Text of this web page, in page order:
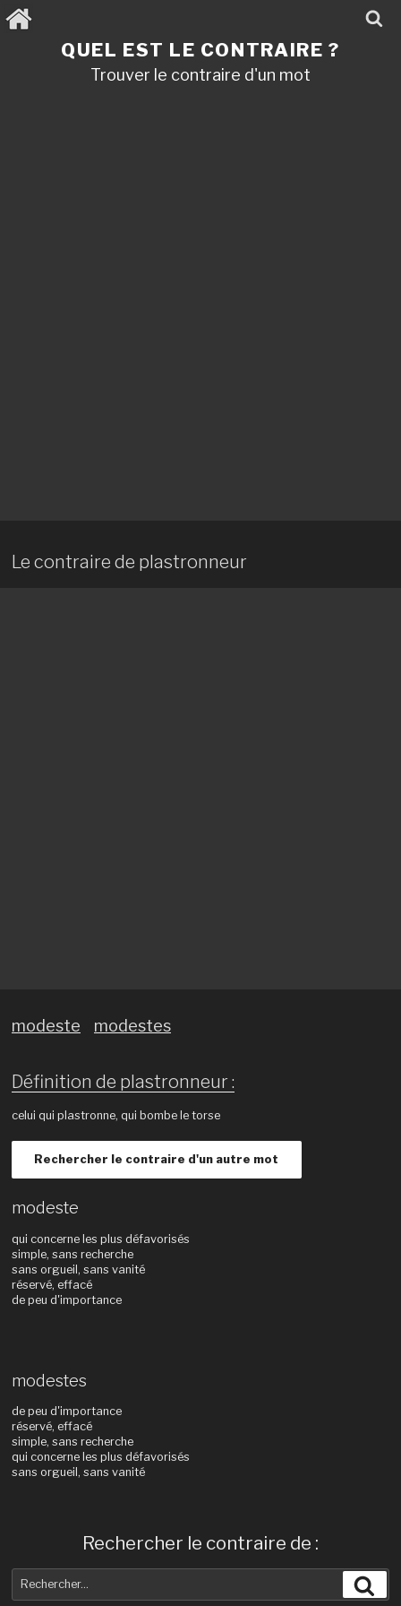
Aller
au
QUEL EST LE CONTRAIRE ?
Trouver le contraire d'un mot
Le contraire de plastronneur
modeste modestes
Définition de plastronneur :
celui qui plastronne, qui bombe le torse
Rechercher le contraire d'un autre mot
modeste
qui concerne les plus défavorisés
simple, sans recherche
sans orgueil, sans vanité
réservé, effacé
de peu d'importance
modestes
de peu d'importance
réservé, effacé
simple, sans recherche
qui concerne les plus défavorisés
sans orgueil, sans vanité
Rechercher le contraire de :
pour